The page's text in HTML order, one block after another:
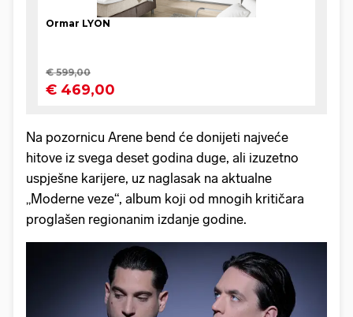
Na pozornicu Arene bend će donijeti najveće
hitove iz svega deset godina duge, ali izuzetno
uspješne karijere, uz naglasak na aktualne
„Moderne veze“, album koji od mnogih kritičara
proglašen regionanim izdanje godine.